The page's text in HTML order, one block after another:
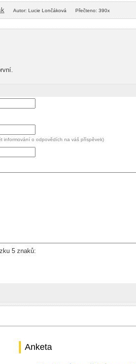
Autor: Lucie Lončáková Přečteno: 390x
informování o odpovědích na váš příspěvek)
5 znaků:
Anketa